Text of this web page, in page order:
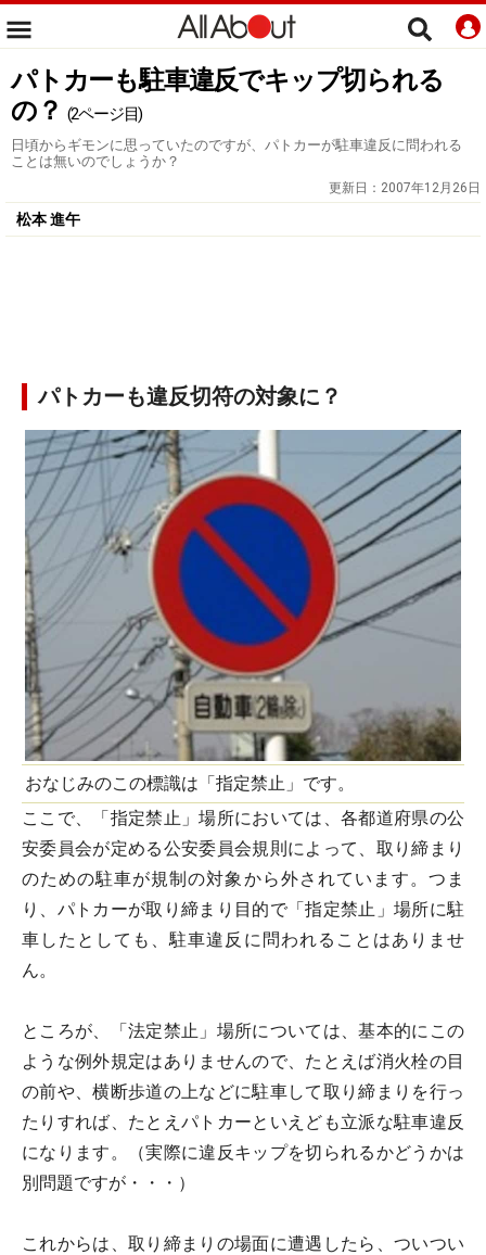
パトカーも駐車違反でキップ切られる
の？ (2ページ目)
日頃からギモンに思っていたのですが、パトカーが駐車違反に問われる
ことは無いのでしょうか？
更新日： 2007年12月26日
松本 進午
パトカーも違反切符の対象に？
おなじみのこの標識は「指定禁止」です。
ここで、「指定禁止」場所においては、各都道府県の公
安委員会が定める公安委員会規則によって、取り締まり
のための駐車が規制の対象から外されています。つま
り、パトカーが取り締まり目的で「指定禁止」場所に駐
車したとしても、駐車違反に問われることはありませ
ん。
ところが、「法定禁止」場所については、基本的にこの
ような例外規定はありませんので、たとえば消火栓の目
の前や、横断歩道の上などに駐車して取り締まりを行っ
たりすれば、たとえパトカーといえども立派な駐車違反
になります。（実際に違反キップを切られるかどうかは
別問題ですが・・・）
これからは、取り締まりの場面に遭遇したら、ついつい